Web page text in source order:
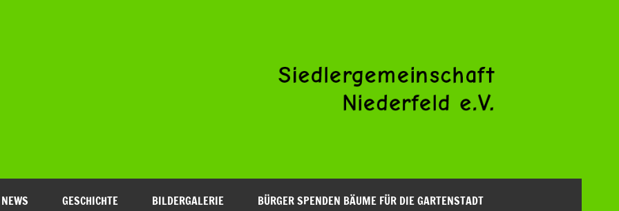
NEWS GESCHICHTE BILDERGALERIE BÜRGER SPENDEN BÄUME FÜR DIE GARTENSTADT